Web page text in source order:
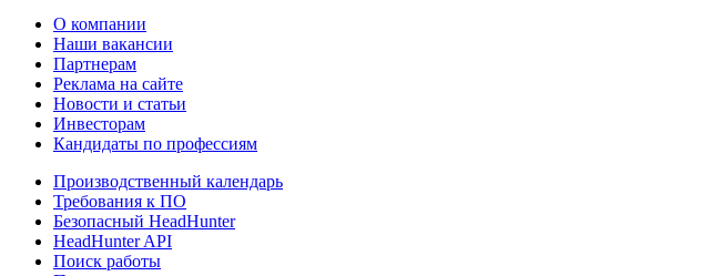
О компании
Наши вакансии
Партнерам
Реклама на сайте
Новости и статьи
Инвесторам
Кандидаты по профессиям
Производственный календарь
Требования к ПО
Безопасный HeadHunter
HeadHunter API
Поиск работы